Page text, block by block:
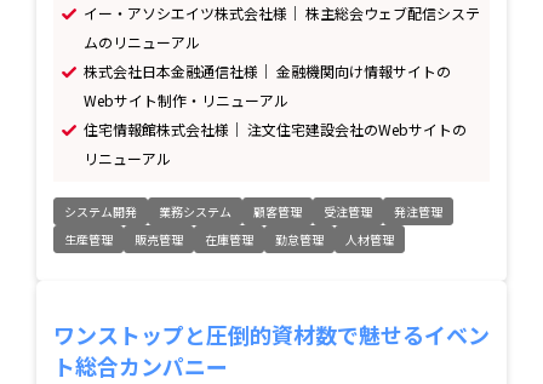
イー・アソシエイツ株式会社様｜ 株主総会ウェブ配信システ
ムのリニューアル
株式会社日本金融通信社様｜ 金融機関向け情報サイトの
Webサイト制作・リニューアル
住宅情報館株式会社様｜ 注文住宅建設会社のWebサイトの
リニューアル
システム開発 業務システム 顧客管理 受注管理
発注管理
生産管理
販売管理 在庫管理 勤怠管理 人材管理
ワンストップと圧倒的資材数で魅せるイベン
ト総合カンパニー